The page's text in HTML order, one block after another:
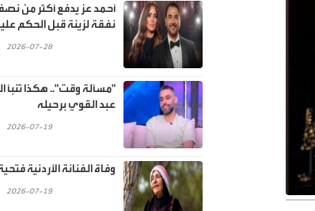
أحمد عز يدفع أكثر من
نفقة لزينة قبل الحكم
2026-07-28
"مسألة وقت".. هكذا تنبأ
عبد القوي برحيله
2026-07-19
وفاة الفنانة الأردنية
2026-07-19